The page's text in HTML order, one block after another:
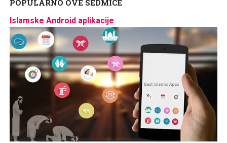
POPULARNO OVE SEDMICE
Islamske Android aplikacije